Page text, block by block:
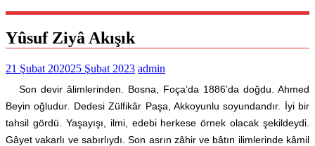
Yûsuf Ziyâ Akışık
21 Şubat 202025 Şubat 2023 admin
Son devir âlimlerinden. Bosna, Foça’da 1886’da doğdu. Ahmed
Beyin oğludur. Dedesi Zülfikâr Paşa, Akkoyunlu soyundandır. İyi bir
tahsil gördü. Yaşayışı, ilmi, edebi herkese örnek olacak şekildeydi.
Gâyet vakarlı ve sabırlıydı. Son asrın zâhir ve bâtın ilimlerinde kâmil